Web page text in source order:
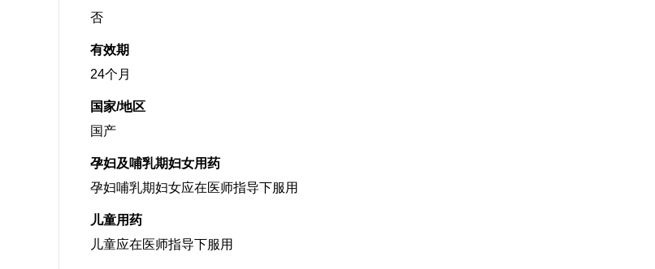
否
有效期
24个月
国家/地区
国产
孕妇及哺乳期妇女用药
孕妇哺乳期妇女应在医师指导下服用
儿童用药
儿童应在医师指导下服用